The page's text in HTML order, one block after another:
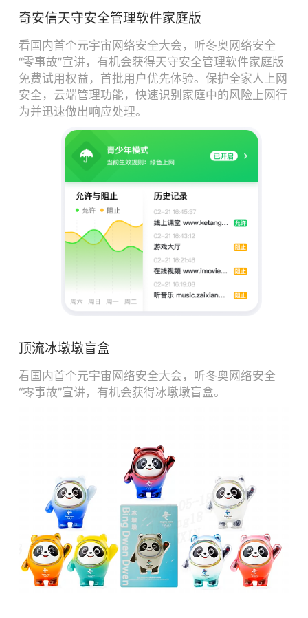
奇安信天守安全管理软件家庭版
看国内首个元宇宙网络安全大会，听冬奥网络安全
“零事故”宣讲，有机会获得天守安全管理软件家庭版
免费试用权益，首批用户优先体验。保护全家人上网
安全，云端管理功能，快速识别家庭中的风险上网行
为并迅速做出响应处理。
顶流冰墩墩盲盒
看国内首个元宇宙网络安全大会，听冬奥网络安全
“零事故”宣讲，有机会获得冰墩墩盲盒。